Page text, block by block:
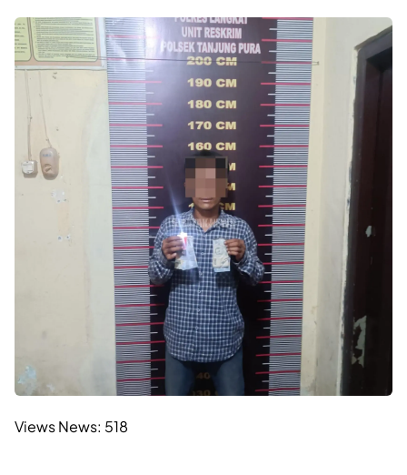
Views News: 518